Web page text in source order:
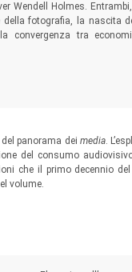
Wendell Holmes.
fotografia, la nascita
convergenza tra
panorama dei media.
del consumo
che il primo decennio
volume.